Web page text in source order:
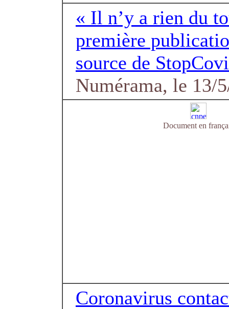
« Il n’y a rien du
première
source de
Numérama, le 13/
Document en
Coronavirus